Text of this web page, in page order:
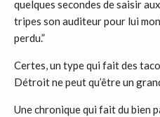
quelques secondes de saisir aux
tripes son auditeur pour lui
perdu.”
Certes, un type qui fait des
Détroit ne peut qu’être un
Une chronique qui fait du bien